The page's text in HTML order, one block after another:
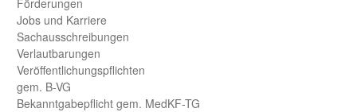
Jobs und Karriere
Sachaus­schreibungen
Verlautbarungen
Veröffentlichungspflichten
gem. B-VG
Bekanntgabepflicht gem. MedKF-TG